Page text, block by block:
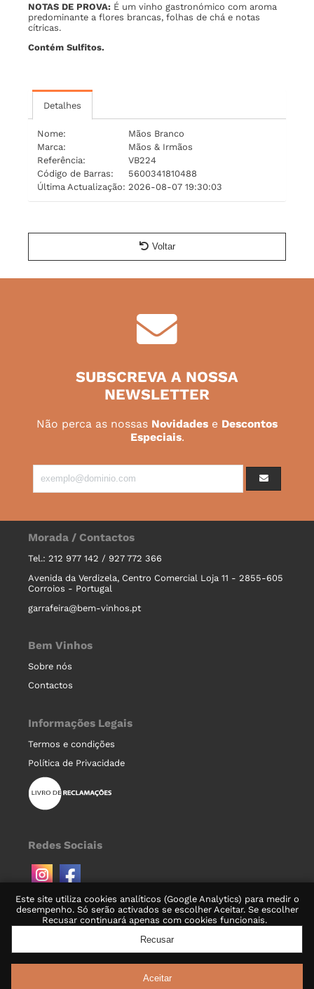
Este site utiliza cookies analíticos (Google Analytics) para medir o
desempenho. Só serão activados se escolher Aceitar. Se escolher
Recusar continuará apenas com cookies funcionais.
Recusar
Aceitar
NOTAS DE PROVA: É um vinho gastronómico com aroma
predominante a flores brancas, folhas de chá e notas
cítricas.
Contém Sulfitos.
Detalhes
Nome:
Mãos Branco
Marca:
Mãos & Irmãos
Referência:
VB224
Código de Barras:
5600341810488
Última Actualização: 2026-08-07 19:30:03
Voltar
SUBSCREVA A NOSSA
NEWSLETTER
Não perca as nossas Novidades e Descontos
Especiais.
Morada / Contactos
Tel.: 212 977 142 / 927 772 366
Avenida da Verdizela, Centro Comercial Loja 11 - 2855-605
Corroios - Portugal
garrafeira@bem-vinhos.pt
Bem Vinhos
Sobre nós
Contactos
Informações Legais
Termos e condições
Política de Privacidade
Redes Sociais